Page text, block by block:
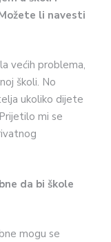
li navesti
većih problema,
školi. No
ukoliko dijete
mi se
da bi škole
mogu se